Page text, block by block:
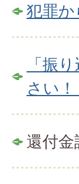
犯罪
「振
さい！
還付